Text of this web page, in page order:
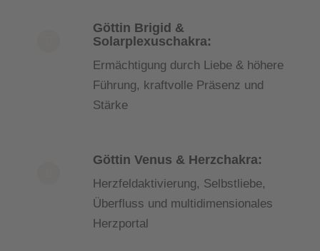
Göttin Brigid &
Solarplexuschakra:
Ermächtigung durch Liebe & höhere
Führung, kraftvolle Präsenz und
Stärke
Göttin Venus & Herzchakra:
Herzfeldaktivierung, Selbstliebe,
Überfluss und multidimensionales
Herzportal